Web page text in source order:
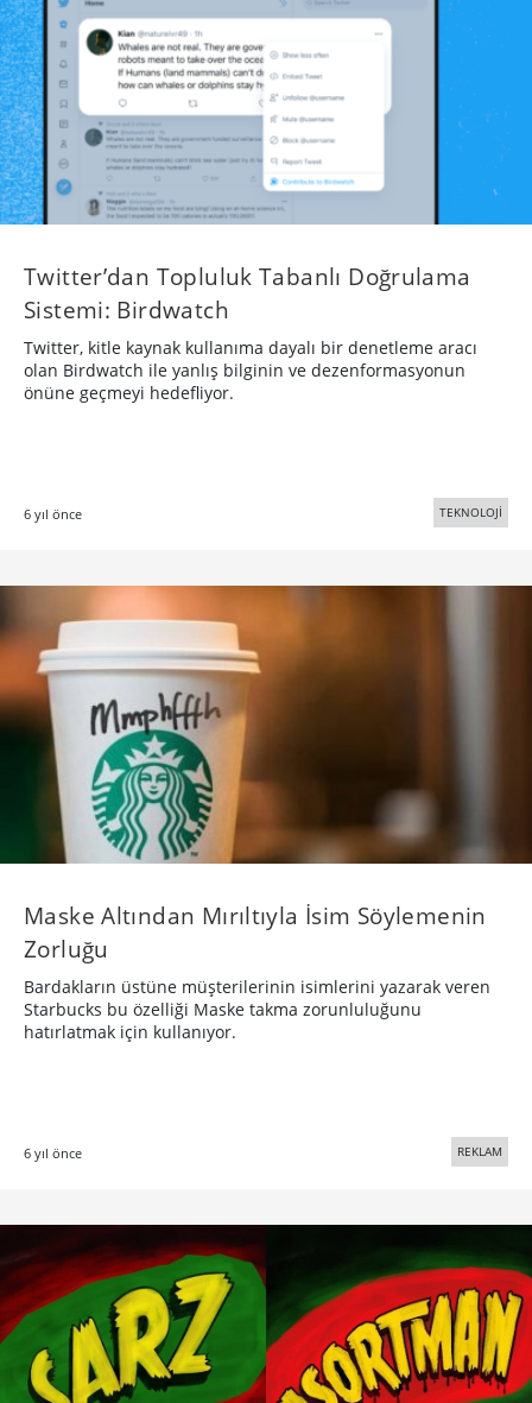
Twitter’dan Topluluk Tabanlı Doğrulama
Sistemi: Birdwatch
Twitter, kitle kaynak kullanıma dayalı bir denetleme aracı
olan Birdwatch ile yanlış bilginin ve dezenformasyonun
önüne geçmeyi hedefliyor.
6 yıl önce TEKNOLOJİ
Maske Altından Mırıltıyla İsim Söylemenin
Zorluğu
Bardakların üstüne müşterilerinin isimlerini yazarak veren
Starbucks bu özelliği Maske takma zorunluluğunu
hatırlatmak için kullanıyor.
6 yıl önce REKLAM